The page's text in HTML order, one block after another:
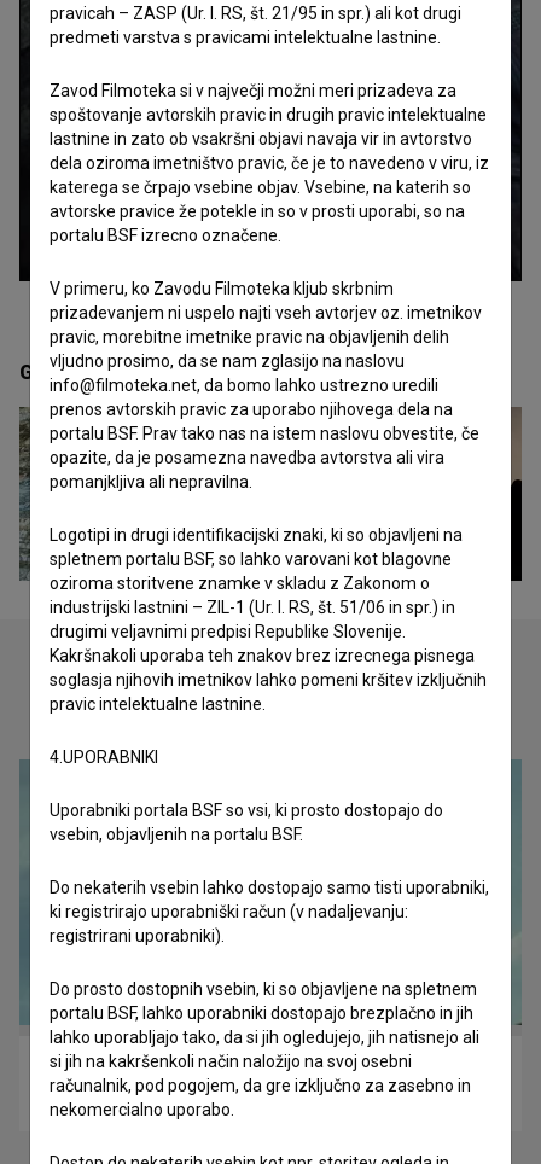
Galerija(39)
Oglejte si
Zadnji objem (2024)
domišljijski, drama, komedija, ljubezenski
pravicah – ZASP (Ur. l. RS, št. 21/95 in spr.) ali kot drugi
predmeti varstva s pravicami intelektualne lastnine.
Zavod Filmoteka si v največji možni meri prizadeva za
spoštovanje avtorskih pravic in drugih pravic intelektualne
lastnine in zato ob vsakršni objavi navaja vir in avtorstvo
dela oziroma imetništvo pravic, če je to navedeno v viru, iz
katerega se črpajo vsebine objav. Vsebine, na katerih so
avtorske pravice že potekle in so v prosti uporabi, so na
portalu BSF izrecno označene.
V primeru, ko Zavodu Filmoteka kljub skrbnim
prizadevanjem ni uspelo najti vseh avtorjev oz. imetnikov
pravic, morebitne imetnike pravic na objavljenih delih
vljudno prosimo, da se nam zglasijo na naslovu
info@filmoteka.net, da bomo lahko ustrezno uredili
prenos avtorskih pravic za uporabo njihovega dela na
portalu BSF. Prav tako nas na istem naslovu obvestite, če
opazite, da je posamezna navedba avtorstva ali vira
pomanjkljiva ali nepravilna.
Logotipi in drugi identifikacijski znaki, ki so objavljeni na
spletnem portalu BSF, so lahko varovani kot blagovne
oziroma storitvene znamke v skladu z Zakonom o
industrijski lastnini – ZIL-1 (Ur. l. RS, št. 51/06 in spr.) in
drugimi veljavnimi predpisi Republike Slovenije.
Kakršnakoli uporaba teh znakov brez izrecnega pisnega
soglasja njihovih imetnikov lahko pomeni kršitev izključnih
pravic intelektualne lastnine.
4.UPORABNIKI
Uporabniki portala BSF so vsi, ki prosto dostopajo do
vsebin, objavljenih na portalu BSF.
Do nekaterih vsebin lahko dostopajo samo tisti uporabniki,
ki registrirajo uporabniški račun (v nadaljevanju:
registrirani uporabniki).
Do prosto dostopnih vsebin, ki so objavljene na spletnem
portalu BSF, lahko uporabniki dostopajo brezplačno in jih
lahko uporabljajo tako, da si jih ogledujejo, jih natisnejo ali
si jih na kakršenkoli način naložijo na svoj osebni
računalnik, pod pogojem, da gre izključno za zasebno in
nekomercialno uporabo.